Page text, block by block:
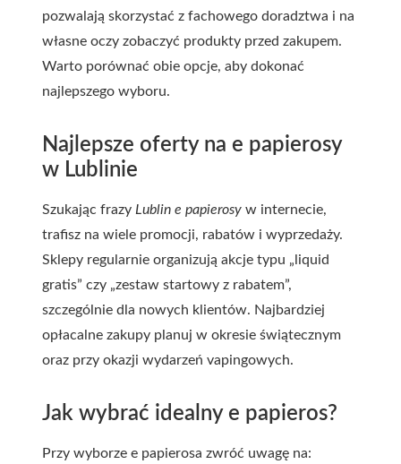
pozwalają skorzystać z fachowego doradztwa i na
własne oczy zobaczyć produkty przed zakupem.
Warto porównać obie opcje, aby dokonać
najlepszego wyboru.
Najlepsze oferty na e papierosy
w Lublinie
Szukając frazy Lublin e papierosy w internecie,
trafisz na wiele promocji, rabatów i wyprzedaży.
Sklepy regularnie organizują akcje typu „liquid
gratis” czy „zestaw startowy z rabatem”,
szczególnie dla nowych klientów. Najbardziej
opłacalne zakupy planuj w okresie świątecznym
oraz przy okazji wydarzeń vapingowych.
Jak wybrać idealny e papieros?
Przy wyborze e papierosa zwróć uwagę na: